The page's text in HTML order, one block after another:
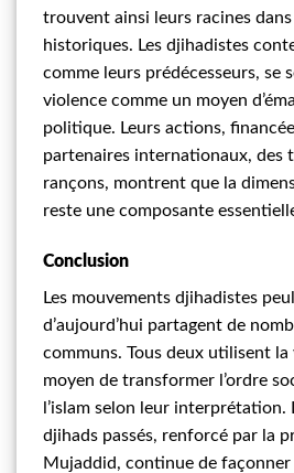
trouvent ainsi leurs racines
historiques. Les djihadistes
comme leurs prédécesseurs, se
violence comme un moyen
politique. Leurs actions,
partenaires internationaux, des
rançons, montrent que la
reste une composante
Conclusion
Les mouvements djihadistes
d’aujourd’hui partagent de
communs. Tous deux utilisent
moyen de transformer l’ordre
l’islam selon leur interprétation.
djihads passés, renforcé par la
Mujaddid, continue de façonner